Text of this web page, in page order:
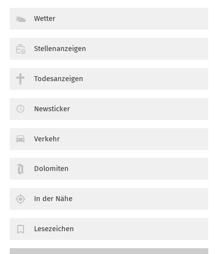
Wetter
Stellenanzeigen
Todesanzeigen
Newsticker
Verkehr
Dolomiten
In der Nähe
Lesezeichen